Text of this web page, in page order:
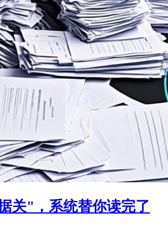
关"，系统替你读完了